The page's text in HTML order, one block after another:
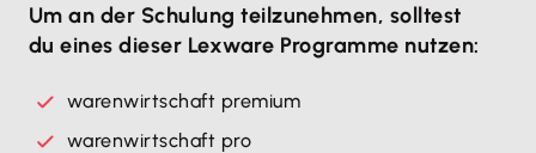
Um an der Schulung teilzunehmen, solltest
du eines dieser Lexware Programme nutzen:
warenwirtschaft premium
warenwirtschaft pro